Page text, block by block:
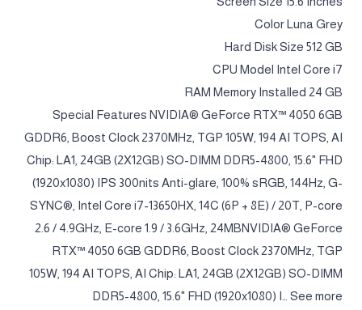
Color Luna Grey
Hard Disk Size 512 GB
CPU Model Intel Core i7
RAM Memory Installed 24 GB
Special Features NVIDIA® GeForce RTX™ 4050 6GB
GDDR6, Boost Clock 2370MHz, TGP 105W, 194 AI TOPS, AI
Chip: LA1, 24GB (2X12GB) SO-DIMM DDR5-4800, 15.6" FHD
(1920x1080) IPS 300nits Anti-glare, 100% sRGB, 144Hz, G-
SYNC®, Intel Core i7-13650HX, 14C (6P + 8E) / 20T, P-core
2.6 / 4.9GHz, E-core 1.9 / 3.6GHz, 24MBNVIDIA® GeForce
RTX™ 4050 6GB GDDR6, Boost Clock 2370MHz, TGP
105W, 194 AI TOPS, AI Chip: LA1, 24GB (2X12GB) SO-DIMM
DDR5-4800, 15.6" FHD (1920x1080) I… See more